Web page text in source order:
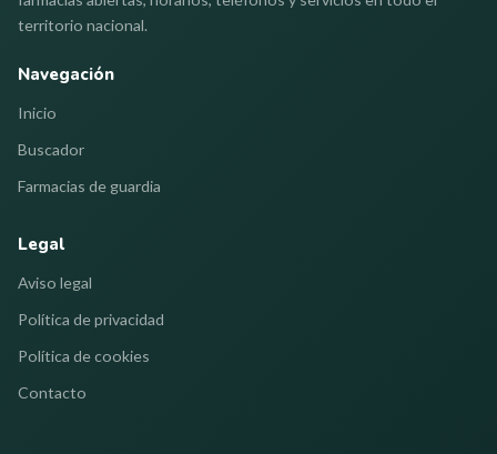
territorio nacional.
Navegación
Inicio
Buscador
Farmacias de guardia
Legal
Aviso legal
Política de privacidad
Política de cookies
Contacto